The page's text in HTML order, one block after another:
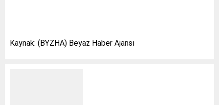
Kaynak: (BYZHA) Beyaz Haber Ajansı